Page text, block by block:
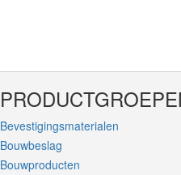
Bevestigingsmaterialen
Bouwbeslag
Bouwproducten